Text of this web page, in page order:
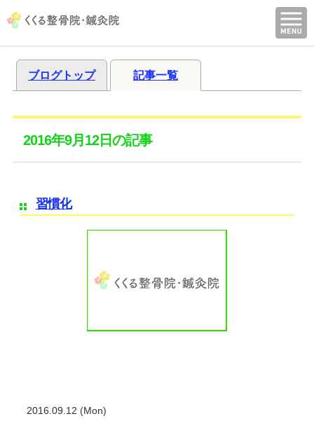
ブログトップ 記事一覧
2016年9月12日の記事
習慣化
2016.09.12 (Mon)